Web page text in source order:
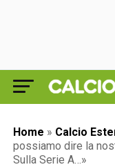
Home » Calcio
possiamo dire la
Sulla Serie A…»